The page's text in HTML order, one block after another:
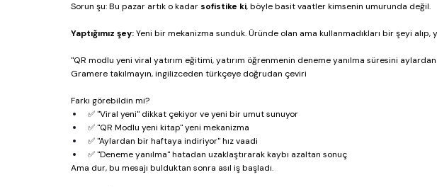
Sorun şu: Bu pazar artık o kadar sofistike ki, böyle basit vaatler kimsenin umurunda değil.
Yaptığımız şey: Yeni bir mekanizma sunduk. Üründe olan ama kullanmadıkları bir şeyi alıp,
"QR modlu yeni viral yatırım eğitimi, yatırım öğrenmenin deneme yanılma süresini
Gramere takılmayın, ingilizceden türkçeye doğrudan çeviri
Farkı görebildin mi?
✅ "Viral yeni" dikkat çekiyor ve yeni bir umut sunuyor
✅ "QR Modlu yeni kitap" yeni mekanizma
✅ "Aylardan bir haftaya indiriyor" hız vaadi
✅ "Deneme yanılma" hatadan uzaklaştırarak kaybı azaltan sonuç
Ama dur, bu mesajı bulduktan sonra asıl iş başladı.